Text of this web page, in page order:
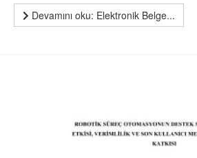
Devamını oku: Elektronik Belge...